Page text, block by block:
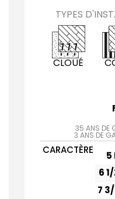
TYPES
CLOUÉ
35 ANS DE
3 ANS DE
CARACTÈRE
5
6
7